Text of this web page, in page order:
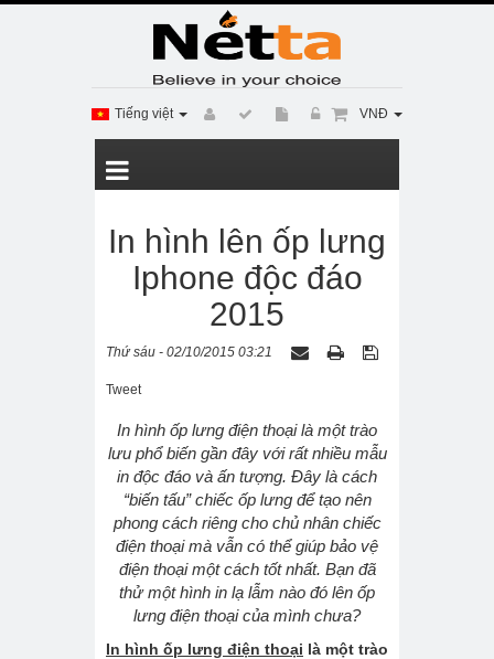
Tiếng việt VNĐ
In hình lên ốp lưng
Iphone độc đáo
2015
Thứ sáu - 02/10/2015 03:21
Tweet
In hình ốp lưng điện thoại là một trào
lưu phổ biến gần đây với rất nhiều mẫu
in độc đáo và ấn tượng. Đây là cách
“biến tấu” chiếc ốp lưng để tạo nên
phong cách riêng cho chủ nhân chiếc
điện thoại mà vẫn có thể giúp bảo vệ
điện thoại một cách tốt nhất. Bạn đã
thử một hình in lạ lẫm nào đó lên ốp
lưng điện thoại của mình chưa?
In hình ốp lưng điện thoại là một trào